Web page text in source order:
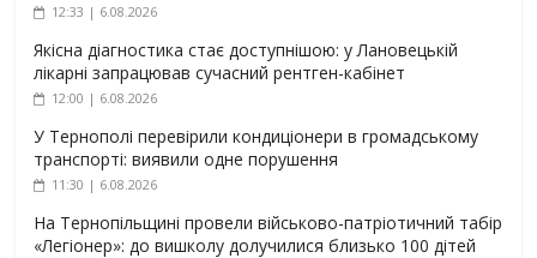
12:33 | 6.08.2026
Якісна діагностика стає доступнішою: у Лановецькій
лікарні запрацював сучасний рентген-кабінет
12:00 | 6.08.2026
У Тернополі перевірили кондиціонери в громадському
транспорті: виявили одне порушення
11:30 | 6.08.2026
На Тернопільщині провели військово-патріотичний табір
«Легіонер»: до вишколу долучилися близько 100 дітей